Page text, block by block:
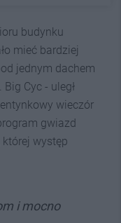
budynku
mieć bardziej
jednym dachem
Cyc - uległ
wieczór
gwiazd
występ
i mocno